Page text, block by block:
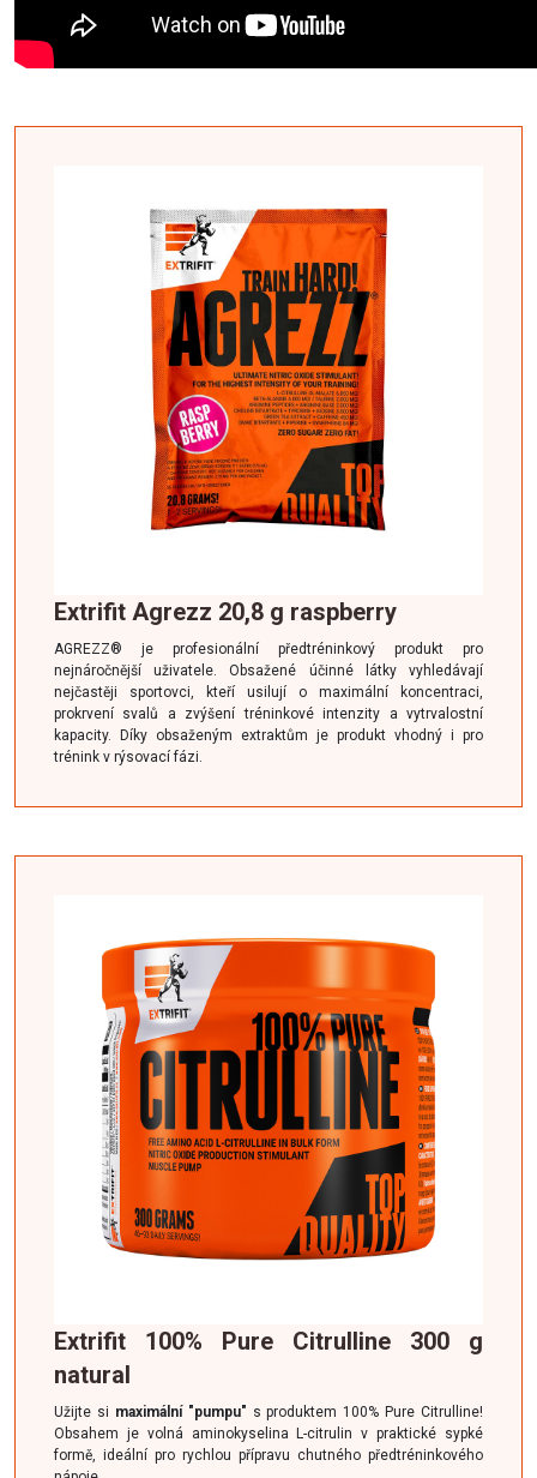
Extrifit Agrezz 20,8 g raspberry
AGREZZ® je profesionální předtréninkový produkt pro
nejnáročnější uživatele. Obsažené účinné látky vyhledávají
nejčastěji sportovci, kteří usilují o maximální koncentraci,
prokrvení svalů a zvýšení tréninkové intenzity a vytrvalostní
kapacity. Díky obsaženým extraktům je produkt vhodný i pro
trénink v rýsovací fázi.
Extrifit 100% Pure Citrulline 300 g
natural
Užijte si maximální "pumpu" s produktem 100% Pure Citrulline!
Obsahem je volná aminokyselina L-citrulin v praktické sypké
formě, ideální pro rychlou přípravu chutného předtréninkového